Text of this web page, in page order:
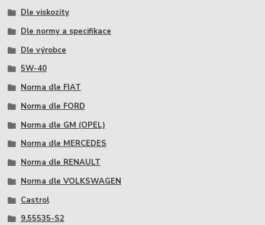
Dle viskozity
Dle normy a specifikace
Dle výrobce
5W-40
Norma dle FIAT
Norma dle FORD
Norma dle GM (OPEL)
Norma dle MERCEDES
Norma dle RENAULT
Norma dle VOLKSWAGEN
Castrol
9.55535-S2